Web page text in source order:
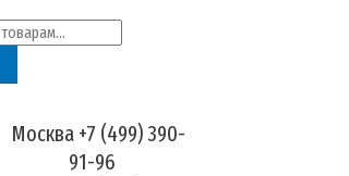
Москва +7 (499) 390-
91-96